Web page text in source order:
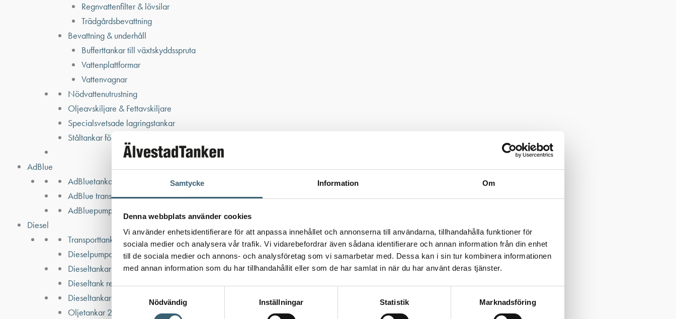
Samtycke Information Om
Denna webbplats använder cookies
Vi använder enhetsidentifierare för att anpassa innehållet och annonserna till användarna, tillhandahålla funktioner för
sociala medier och analysera vår trafik. Vi vidarebefordrar även sådana identifierare och annan information från din enhet
till de sociala medier och annons- och analysföretag som vi samarbetar med. Dessa kan i sin tur kombinera informationen
med annan information som du har tillhandahållit eller som de har samlat in när du har använt deras tjänster.
Nödvändig
Inställningar Statistik Marknadsföring
Regnvattenfilter & lövsilar
Trädgårdsbevattning
Bevattning & underhåll
Bufferttankar till växtskyddsspruta
Vattenplattformar
Vattenvagnar
Nödvattenutrustning
Oljeavskiljare & Fettavskiljare
Specialsvetsade lagringstankar
Ståltankar för lagring, transport & process
AdBlue
AdBluetankar
AdBlue transporttankar
AdBluepumpar & tillbehör
Diesel
Transporttankar Diesel
Dieselpumpar & tillbehör
Dieseltankar 1200-9000 liter
Dieseltank reservdelar & tillbehör
Dieseltankar ADR 500-3000 liter
Oljetankar 200-9000 liter